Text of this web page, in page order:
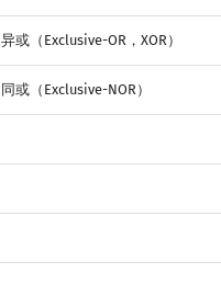
异或（Exclusive-OR，XOR）
同或（Exclusive-NOR）